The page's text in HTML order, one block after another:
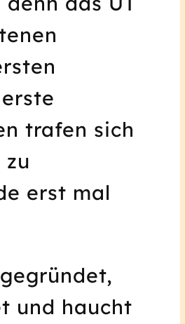
trafen sich
erst mal
und haucht